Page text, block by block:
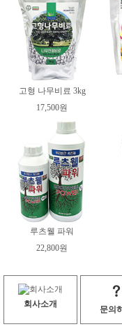
고형 나무비료 3kg
17,500원
루츠웰 파워
22,800원
회사소개
문의